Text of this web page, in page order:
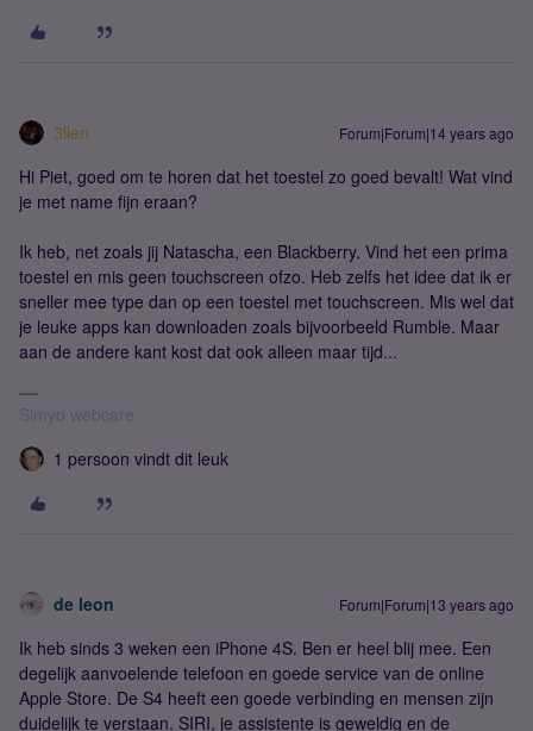
3llen Forum|Forum|14 years ago
Hi Piet, goed om te horen dat het toestel zo goed bevalt! Wat vind
je met name fijn eraan?
Ik heb, net zoals jij Natascha, een Blackberry. Vind het een prima
toestel en mis geen touchscreen ofzo. Heb zelfs het idee dat ik er
sneller mee type dan op een toestel met touchscreen. Mis wel dat
je leuke apps kan downloaden zoals bijvoorbeeld Rumble. Maar
aan de andere kant kost dat ook alleen maar tijd...
Simyo webcare
1 persoon vindt dit leuk
de leon Forum|Forum|13 years ago
Ik heb sinds 3 weken een iPhone 4S. Ben er heel blij mee. Een
degelijk aanvoelende telefoon en goede service van de online
Apple Store. De S4 heeft een goede verbinding en mensen zijn
duidelijk te verstaan. SIRI, je assistente is geweldig en de